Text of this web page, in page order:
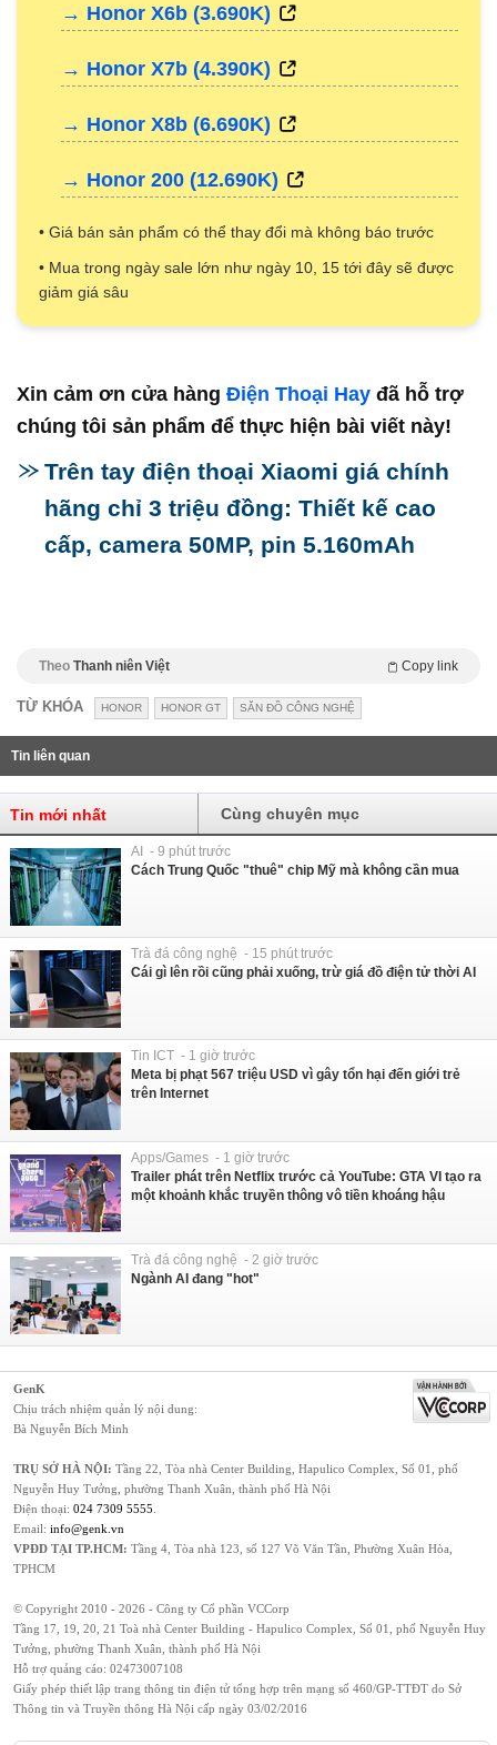
→ Honor X6b (3.690K)
→ Honor X7b (4.390K)
→ Honor X8b (6.690K)
→ Honor 200 (12.690K)
• Giá bán sản phẩm có thể thay đổi mà không báo trước
• Mua trong ngày sale lớn như ngày 10, 15 tới đây sẽ được
giảm giá sâu
Xin cảm ơn cửa hàng Điện Thoại Hay đã hỗ trợ
chúng tôi sản phẩm để thực hiện bài viết này!
Trên tay điện thoại Xiaomi giá chính
hãng chỉ 3 triệu đồng: Thiết kế cao
cấp, camera 50MP, pin 5.160mAh
Theo Thanh niên Việt Copy link
TỪ KHÓA HONOR HONOR GT SĂN ĐỒ CÔNG NGHỆ
Tin liên quan
Tin mới nhất Cùng chuyên mục
AI - 9 phút trước
Cách Trung Quốc "thuê" chip Mỹ mà không cần mua
Trà đá công nghệ - 15 phút trước
Cái gì lên rồi cũng phải xuống, trừ giá đồ điện tử thời AI
Tin ICT - 1 giờ trước
Meta bị phạt 567 triệu USD vì gây tổn hại đến giới trẻ
trên Internet
Apps/Games - 1 giờ trước
Trailer phát trên Netflix trước cả YouTube: GTA VI tạo ra
một khoảnh khắc truyền thông vô tiền khoáng hậu
Trà đá công nghệ - 2 giờ trước
Ngành AI đang "hot"
GenK
Chịu trách nhiệm quản lý nội dung:
Bà Nguyễn Bích Minh
TRỤ SỞ HÀ NỘI: Tầng 22, Tòa nhà Center Building, Hapulico Complex, Số 01, phố
Nguyễn Huy Tưởng, phường Thanh Xuân, thành phố Hà Nội
Điện thoại: 024 7309 5555
Email: info@genk.vn
VPĐD TẠI TP.HCM: Tầng 4, Tòa nhà 123, số 127 Võ Văn Tần, Phường Xuân Hòa,
TPHCM
© Copyright 2010 - 2026 - Công ty Cổ phần VCCorp
Tầng 17, 19, 20, 21 Toà nhà Center Building - Hapulico Complex, Số 01, phố Nguyễn Huy
Tưởng, phường Thanh Xuân, thành phố Hà Nội
Hỗ trợ quảng cáo: 02473007108
Giấy phép thiết lập trang thông tin điện tử tổng hợp trên mạng số 460/GP-TTĐT do Sở
Thông tin và Truyền thông Hà Nội cấp ngày 03/02/2016